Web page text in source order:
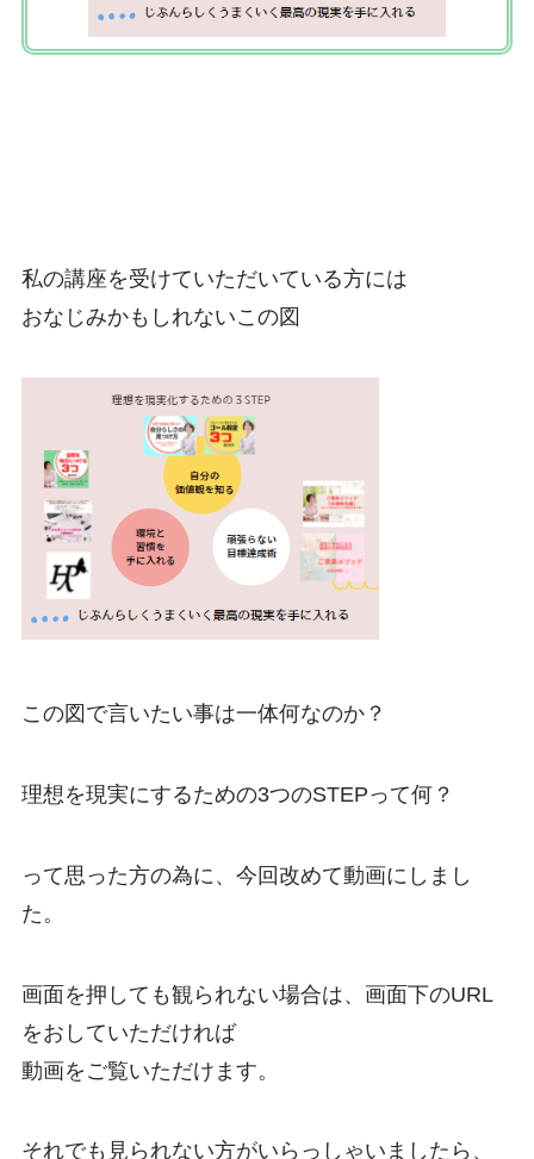
私の講座を受けていただいている方には
おなじみかもしれないこの図
この図で言いたい事は一体何なのか？
理想を現実にするための3つのSTEPって何？
って思った方の為に、今回改めて動画にしまし
た。
画面を押しても観られない場合は、画面下のURL
をおしていただければ
動画をご覧いただけます。
それでも見られない方がいらっしゃいましたら、